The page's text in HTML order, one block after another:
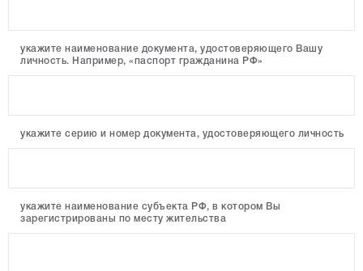
укажите наименование документа, удостоверяющего Вашу
личность. Например, «паспорт гражданина РФ»
укажите серию и номер документа, удостоверяющего личность
укажите наименование субъекта РФ, в котором Вы
зарегистрированы по месту жительства